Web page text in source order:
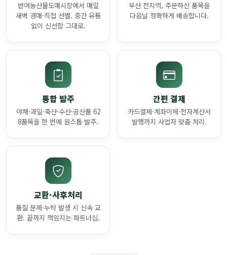
반여농산물도매시장에서 매일
새벽 경매·직접 선별. 중간 유통
없이 신선함 그대로.
부산 전지역, 주문하신 품목을
다음날 정확하게 배송합니다.
통합 발주
야채·과일·축산·수산·공산품 62
8품목을 한 번에 원스톱 발주.
간편 결제
카드결제·계좌이체·전자계산서
발행까지 사업자 맞춤 처리.
교환·사후처리
품질 문제·누락 발생 시 신속 교
환. 끝까지 책임지는 파트너십.